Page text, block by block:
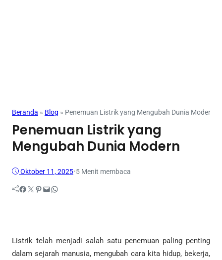
Beranda » Blog » Penemuan Listrik yang Mengubah Dunia Modern
Penemuan Listrik yang
Mengubah Dunia Modern
Oktober 11, 2025•5 Menit membaca
Facebook Twitter Pinterest Mail WhatsApp
Listrik telah menjadi salah satu penemuan paling penting
dalam sejarah manusia, mengubah cara kita hidup, bekerja,